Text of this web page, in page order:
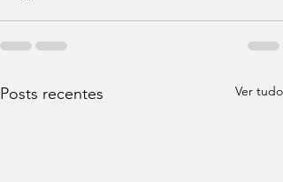
Posts recentes Ver tudo